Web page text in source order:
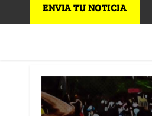
ENVIA TU NOTICIA